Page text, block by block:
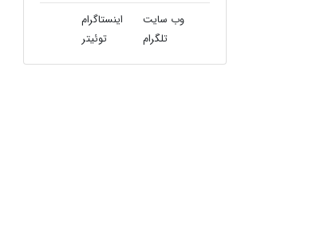
وب سایت
اینستاگرام
تلگرام
توئیتر